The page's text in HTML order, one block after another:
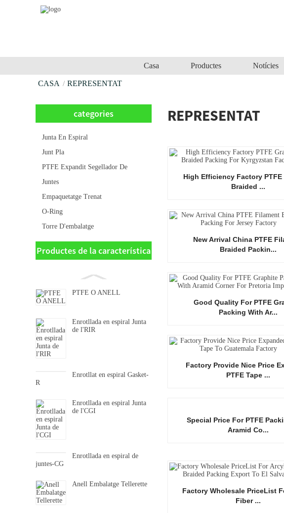
Casa Productes Notícies
CASA REPRESENTAT
categories
Junta En Espiral
Junt Pla
PTFE Expandit Segellador De
Juntes
Empaquetatge Trenat
O-Ring
Torre D'embalatge
Productes de la característica
PTFE O ANELL
Enrotllada en espiral Junta
de l'RIR
Enrotllat en espiral Gasket-
R
Enrotllada en espiral Junta
de l'CGI
Enrotllada en espiral de
juntes-CG
Anell Embalatge Tellerette
REPRESENTAT
High Efficiency Factory PTFE
Braided ...
New Arrival China PTFE
Braided Packin...
Good Quality For PTFE
Packing With Ar...
Factory Provide Nice Price
PTFE Tape ...
Special Price For PTFE
Aramid Co...
Factory Wholesale PriceList
Fiber ...